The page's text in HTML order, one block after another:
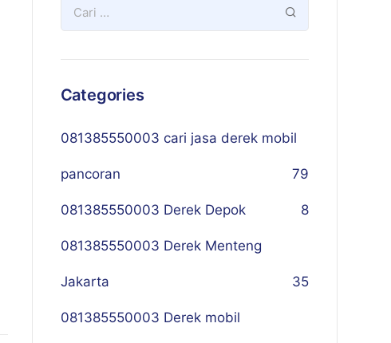
Categories
081385550003 cari jasa derek mobil
pancoran 79
081385550003 Derek Depok 8
081385550003 Derek Menteng
Jakarta 35
081385550003 Derek mobil